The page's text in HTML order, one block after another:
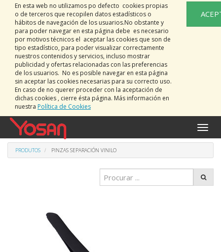
En esta web no utilizamos po defecto cookies propias
o de terceros que recopilen datos estadísticos o
hábitos de navegación de los usuarios.No obstante y
para poder navegar en esta página debe es necesario
por motivos técnicos el aceptar las cookies que son de
tipo estadístico, para poder visualizar correctamente
nuestros contenidos y servicios, incluso mostrar
publicidad y ofertas relacionadas con las preferencias
de los usuarios. No es posible navegar en esta página
sin aceptar las cookies necesarias para su correcto uso.
En caso de no querer proceder con la aceptación de
dichas cookies , cierre ésta página. Más información en
nuestra Política de Cookies
PRODUTOS PINZAS SEPARACIÓN VINILO